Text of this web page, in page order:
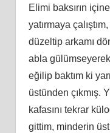
Elimi baksırın
yatırmaya
düzeltip arkamı
abla
eğilip baktım ki
üstünden çıkmış.
kafasını tekrar
gittim, minderin